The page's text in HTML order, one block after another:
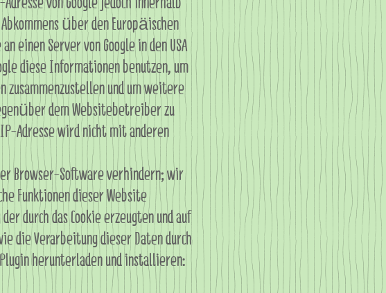
über den Europäischen
Server von Google in den USA
diese Informationen benutzen, um
und um weitere
dem Websitebetreiber zu
Adresse wird nicht mit anderen
Browser-Software verhindern; wir
Funktionen dieser Website
durch das Cookie erzeugten und auf
die Verarbeitung dieser Daten durch
herunterladen und installieren: